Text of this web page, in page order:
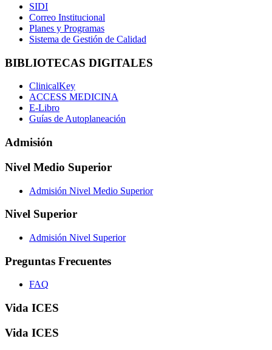
SIDI
Correo Institucional
Planes y Programas
Sistema de Gestión de Calidad
BIBLIOTECAS DIGITALES
ClinicalKey
ACCESS MEDICINA
E-Libro
Guías de Autoplaneación
Admisión
Nivel Medio Superior
Admisión Nivel Medio Superior
Nivel Superior
Admisión Nivel Superior
Preguntas Frecuentes
FAQ
Vida ICES
Vida ICES